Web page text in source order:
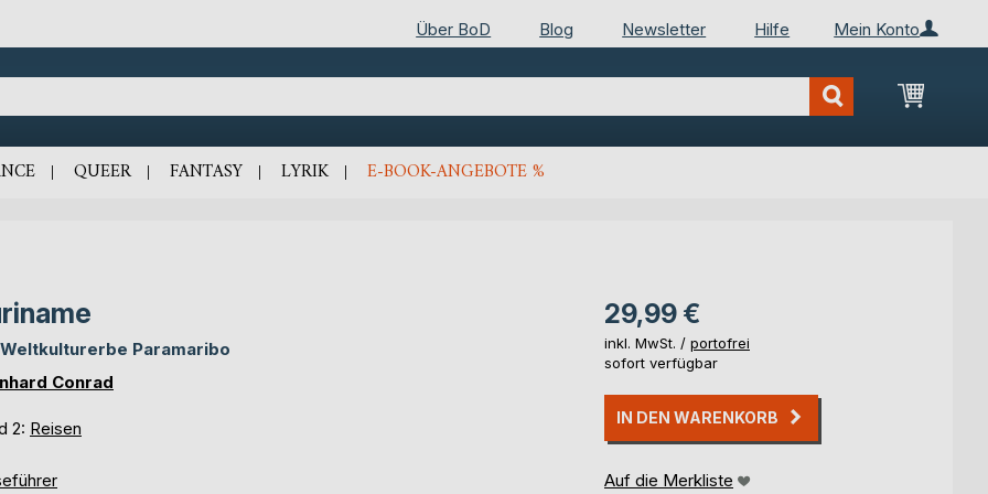
Mein Konto
Über BoD Blog Newsletter Hilfe
Mein
QUEER FANTASY LYRIK E-BOOK-ANGEBOTE %
Paramaribo
Conrad
2: Reisen
29,99 €
inkl. MwSt. / portofrei
sofort verfügbar
IN DEN WARENKORB
Auf die Merkliste